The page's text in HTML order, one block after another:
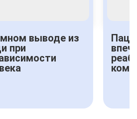
выводе из
при